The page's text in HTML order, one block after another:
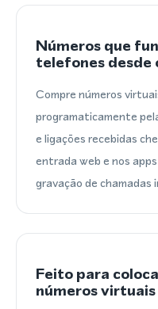
Números que
telefones desde
Compre números
programaticamente
e ligações recebidas
entrada web e nos
gravação de chamadas
Feito para
números virtuais